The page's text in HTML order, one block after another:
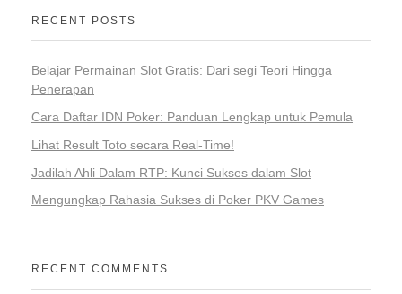
RECENT POSTS
Belajar Permainan Slot Gratis: Dari segi Teori Hingga
Penerapan
Cara Daftar IDN Poker: Panduan Lengkap untuk Pemula
Lihat Result Toto secara Real-Time!
Jadilah Ahli Dalam RTP: Kunci Sukses dalam Slot
Mengungkap Rahasia Sukses di Poker PKV Games
RECENT COMMENTS